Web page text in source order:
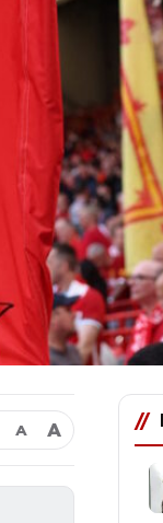
Α Α //